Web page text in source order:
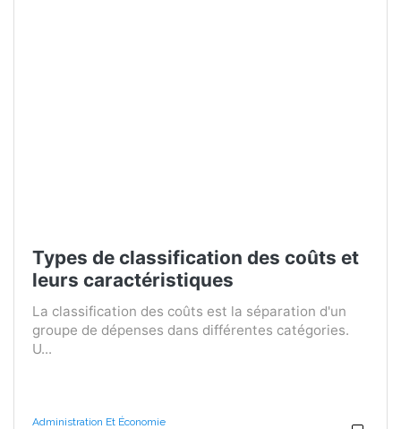
Types de classification des coûts et
leurs caractéristiques
La classification des coûts est la séparation d'un
groupe de dépenses dans différentes catégories.
U...
Administration Et Économie